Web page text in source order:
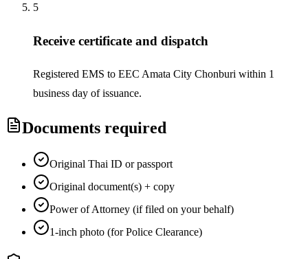
5
Receive certificate and dispatch
Registered EMS to EEC Amata City Chonburi within 1
business day of issuance.
Documents required
Original Thai ID or passport
Original document(s) + copy
Power of Attorney (if filed on your behalf)
1-inch photo (for Police Clearance)